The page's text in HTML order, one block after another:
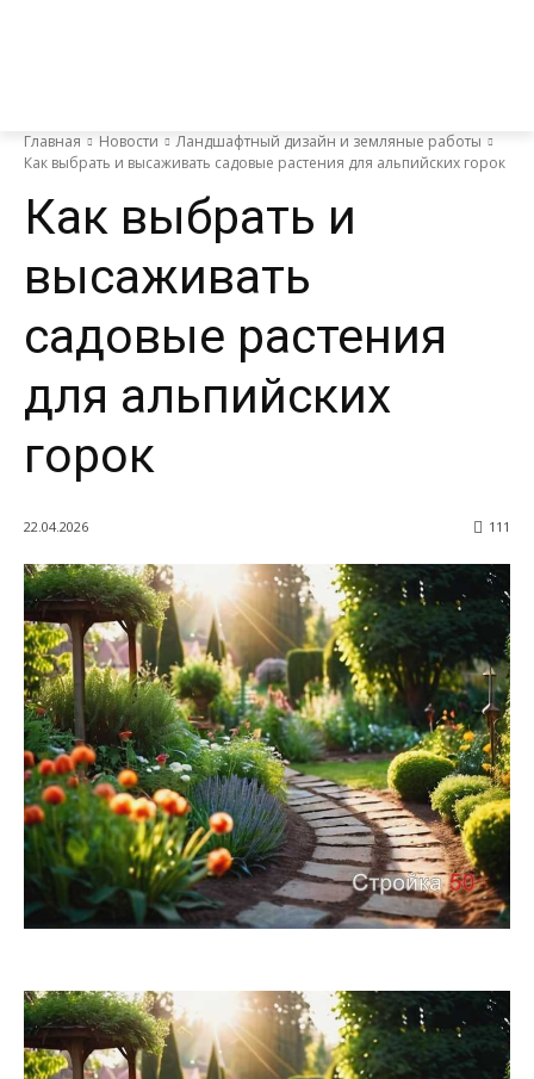
Главная Новости
Ландшафтный дизайн и земляные работы
Как выбрать и высаживать садовые растения для альпийских горок
Как выбрать и
высаживать
садовые растения
для альпийских
горок
22.04.2026 111